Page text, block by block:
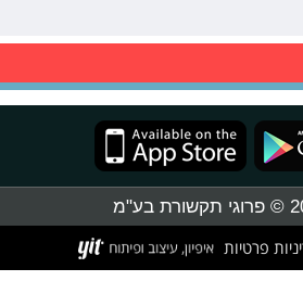
פרטיות